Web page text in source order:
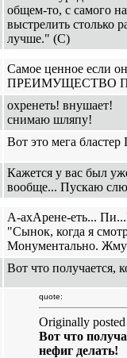
общем-то, с самого
выстрелить столько
лучше." (С)
Самое ценное если
ПРЕИМУЩЕСТВО
охренеть! внушает!
снимаю шляпу!
Вот это мега
Кажется у вас был
вообще... Пускаю
А-ахАрене-еть...
"Сынок, когда я
Монументально. Жму
Вот что получается,
quote:
Originally
Вот что
нефиг делать!